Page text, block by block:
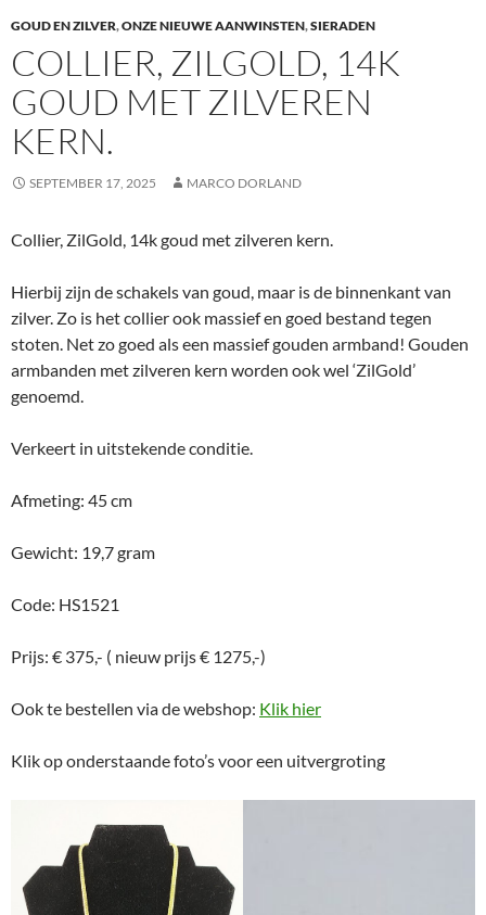
GOUD EN ZILVER,ONZE NIEUWE AANWINSTEN,SIERADEN
COLLIER, ZILGOLD, 14K
GOUD MET ZILVEREN
KERN.
SEPTEMBER 17, 2025 MARCO DORLAND
Collier, ZilGold, 14k goud met zilveren kern.
Hierbij zijn de schakels van goud, maar is de binnenkant van
zilver. Zo is het collier ook massief en goed bestand tegen
stoten. Net zo goed als een massief gouden armband! Gouden
armbanden met zilveren kern worden ook wel ‘ZilGold’
genoemd.
Verkeert in uitstekende conditie.
Afmeting: 45 cm
Gewicht: 19,7 gram
Code: HS1521
Prijs: € 375,- ( nieuw prijs € 1275,-)
Ook te bestellen via de webshop: Klik hier
Klik op onderstaande foto’s voor een uitvergroting